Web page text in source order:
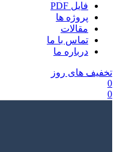
فایل PDF
پروژه ها
مقالات
تماس با ما
درباره ما
تخفیف های روز
0
0